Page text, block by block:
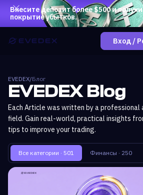
Внесите депозит более $500 и
покрытие убытков.
Вход /
EVEDEX/Блог
EVEDEX Blog
Each Article was written by a professional
field. Gain real-world, practical insights
tips to improve your trading.
Все категории · 501 Финансы · 250